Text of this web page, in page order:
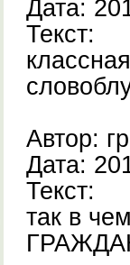
Дата:
Текст:
Автор:
Дата:
Текст:
так в